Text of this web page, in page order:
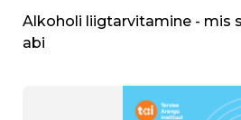
Alkoholi liigtarvitamine - mis
abi